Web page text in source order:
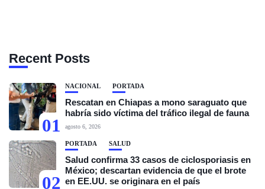
Recent Posts
01
NACIONAL PORTADA
Rescatan en Chiapas a mono saraguato que
habría sido víctima del tráfico ilegal de fauna
agosto 6, 2026
02
PORTADA SALUD
Salud confirma 33 casos de ciclosporiasis en
México; descartan evidencia de que el brote
en EE.UU. se originara en el país